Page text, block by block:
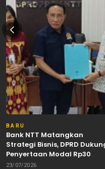
BARU
Bank NTT Matangkan
Strategi Bisnis, DPRD
Penyertaan Modal Rp30
Miliar
23/07/2026